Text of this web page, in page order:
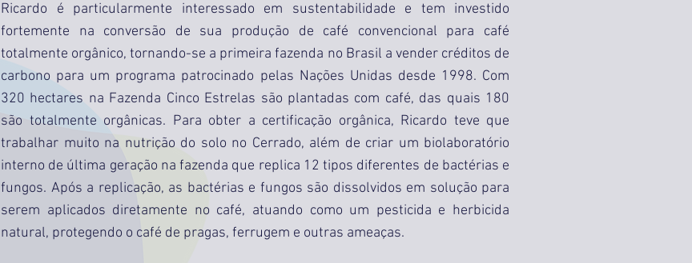
Ricardo é particularmente interessado em sustentabilidade e tem investido
fortemente na conversão de sua produção de café convencional para café
totalmente orgânico, tornando-se a primeira fazenda no Brasil a vender créditos de
carbono para um programa patrocinado pelas Nações Unidas desde 1998. Com
320 hectares na Fazenda Cinco Estrelas são plantadas com café, das quais 180
são totalmente orgânicas. Para obter a certificação orgânica, Ricardo teve que
trabalhar muito na nutrição do solo no Cerrado, além de criar um biolaboratório
interno de última geração na fazenda que replica 12 tipos diferentes de bactérias e
fungos. Após a replicação, as bactérias e fungos são dissolvidos em solução para
serem aplicados diretamente no café, atuando como um pesticida e herbicida
natural, protegendo o café de pragas, ferrugem e outras ameaças.